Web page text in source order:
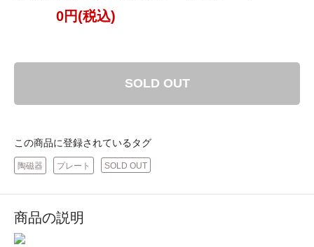
0円(税込)
SOLD OUT
この商品に登録されているタグ
陶磁器 プレート SOLD OUT
商品の説明